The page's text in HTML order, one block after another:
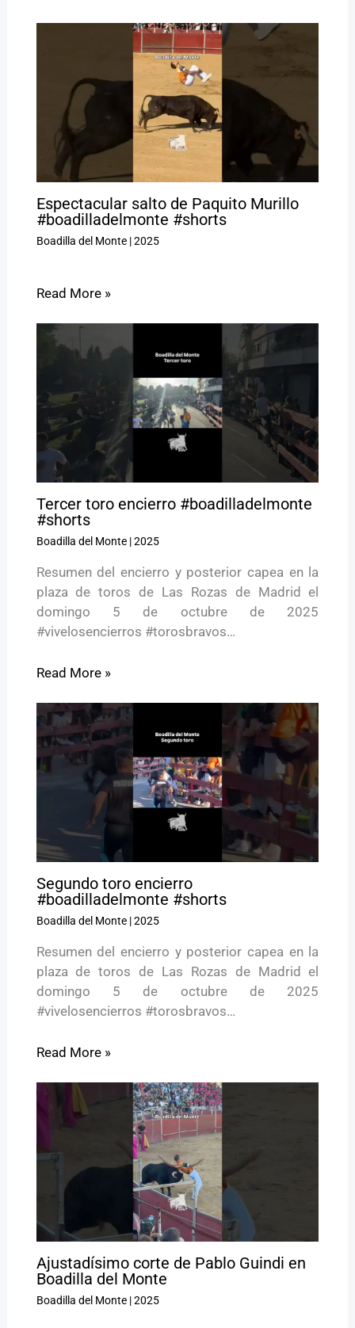
Espectacular salto de Paquito Murillo
#boadilladelmonte #shorts
Boadilla del Monte|2025
Read More »
Tercer toro encierro #boadilladelmonte
#shorts
Boadilla del Monte|2025
Resumen del encierro y posterior capea en la
plaza de toros de Las Rozas de Madrid el
domingo 5 de octubre de 2025
#vivelosencierros #torosbravos…
Read More »
Segundo toro encierro
#boadilladelmonte #shorts
Boadilla del Monte|2025
Resumen del encierro y posterior capea en la
plaza de toros de Las Rozas de Madrid el
domingo 5 de octubre de 2025
#vivelosencierros #torosbravos…
Read More »
Ajustadísimo corte de Pablo Guindi en
Boadilla del Monte
Boadilla del Monte|2025